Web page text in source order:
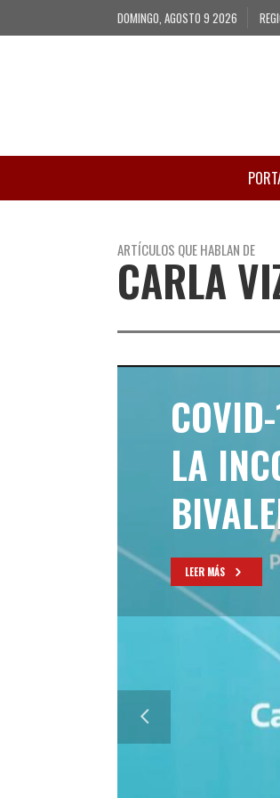
DOMINGO, AGOSTO 9 2026
ARTÍCULOS QUE HABLAN DE
CARLA
LA
LEER MÁS